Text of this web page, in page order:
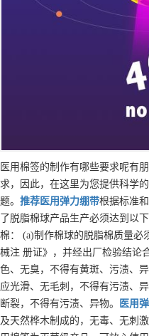
医用棉签的制作有哪些要求呢有
求，因此，在这里为您提供科学
题。 推荐 医用弹力绷带根据标准
了脱脂棉球产品生产必须达到以
棉： (a)制作棉球的脱脂棉质量必
械注 册证》，并经出厂检验结论
色、无臭，不得有黄斑、污渍、
应光滑、无毛刺，不得有污渍、
断裂，不得有污渍、异物。
医用
及天然桦木制成的，无毒、无刺